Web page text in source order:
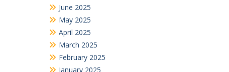
June 2025
May 2025
April 2025
March 2025
February 2025
January 2025